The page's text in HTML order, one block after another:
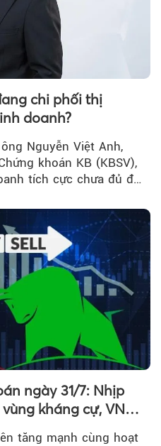
chi phối thị
doanh?
Nguyễn Việt Anh,
khoán KB (KBSV),
tích cực chưa đủ để
ngày 31/7: Nhịp
kháng cự, VN
trong phiên cuối...
tăng mạnh cùng hoạt